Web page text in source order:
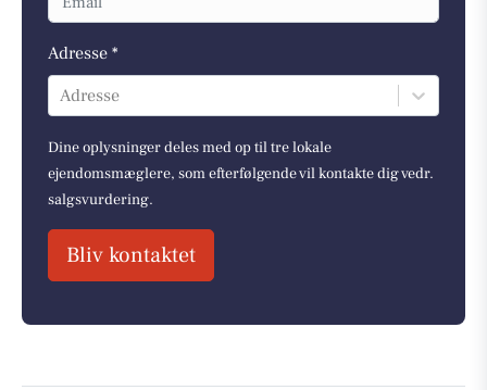
Adresse *
Adresse
Dine oplysninger deles med op til tre lokale
ejendomsmæglere, som efterfølgende vil kontakte dig vedr.
salgsvurdering.
Bliv kontaktet